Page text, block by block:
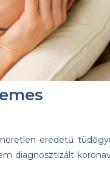
eredetű
diagnosztizált